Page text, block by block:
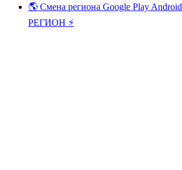
🌎 Смена региона Google Play
РЕГИОН ⚡️